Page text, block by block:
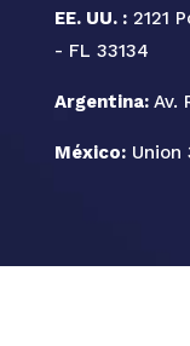
EE. UU. : 2121
- FL 33134
Argentina: Av.
México: Union